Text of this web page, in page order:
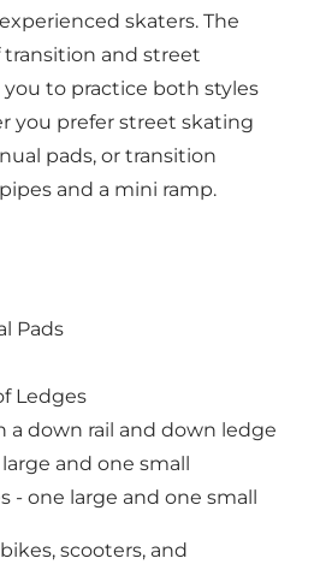
skaters. The
transition and street
to practice both styles
you prefer street skating
pads, or transition
and a mini ramp.
Pads
Ledges
a down rail and down ledge
and one small
- one large and one small
scooters, and